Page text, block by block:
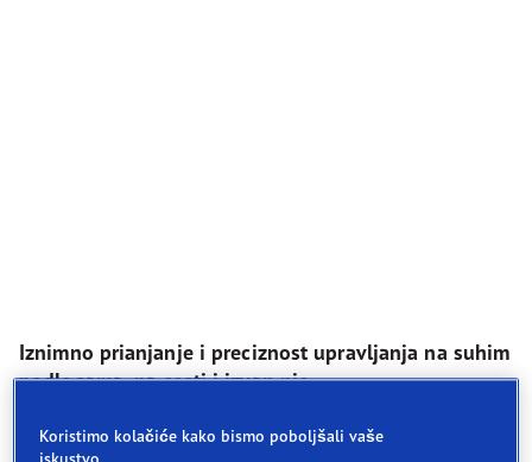
Iznimno prianjanje i preciznost upravljanja na suhim
podlogama, na cesti i izvan nje.
Iznimne performanse na suhoj podlozi uz
Koristimo kolačiće kako bismo poboljšali vaše